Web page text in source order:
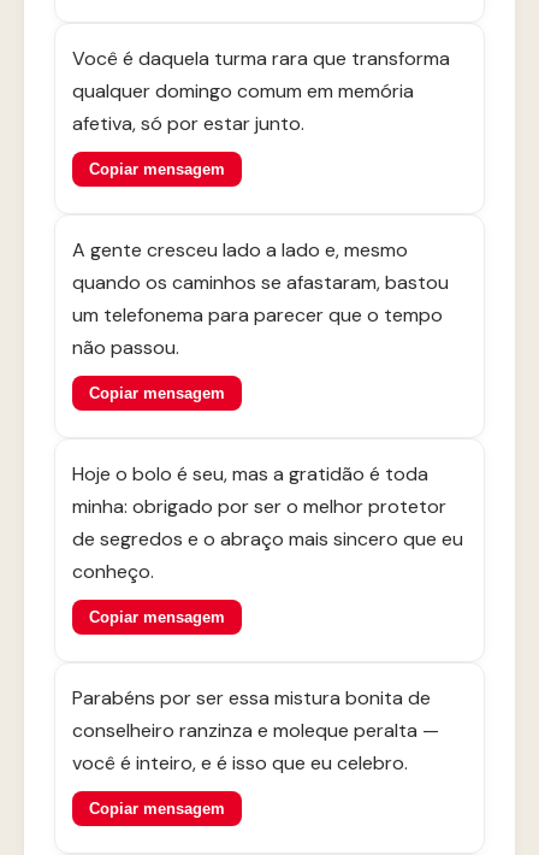
Você é daquela turma rara que transforma
qualquer domingo comum em memória
afetiva, só por estar junto.
Copiar mensagem
A gente cresceu lado a lado e, mesmo
quando os caminhos se afastaram, bastou
um telefonema para parecer que o tempo
não passou.
Copiar mensagem
Hoje o bolo é seu, mas a gratidão é toda
minha: obrigado por ser o melhor protetor
de segredos e o abraço mais sincero que eu
conheço.
Copiar mensagem
Parabéns por ser essa mistura bonita de
conselheiro ranzinza e moleque peralta —
você é inteiro, e é isso que eu celebro.
Copiar mensagem